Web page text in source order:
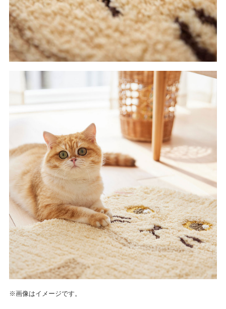
※画像はイメージです。